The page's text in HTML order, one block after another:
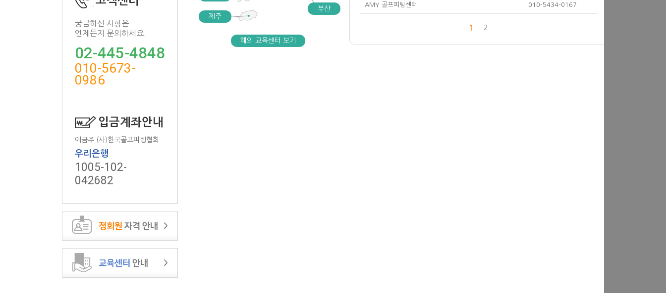
궁금하신 사항은
언제든지 문의하세요.
02-445-4848
010-5673-
0986
입금계좌안내
예금주 (사)한국골프피팅협회
우리은행
1005-102-
042682
제주
부산
해외 교육센터 보기
AMY 골프피팅센터 010-5434-0167
1 2